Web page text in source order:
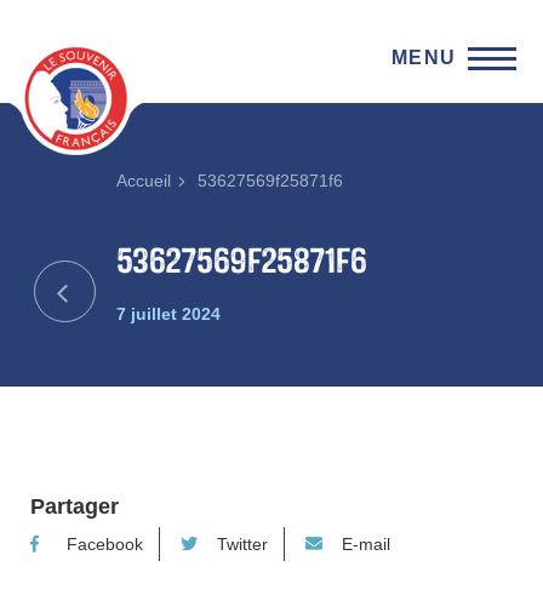
MENU
Accueil 53627569f25871f6
53627569f25871f6
7 juillet 2024
Partager
Facebook Twitter E-mail